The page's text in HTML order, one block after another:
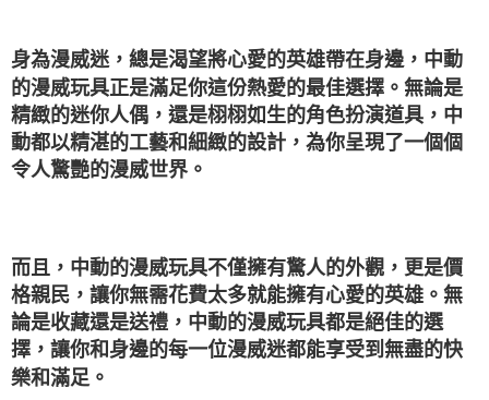
【繳款方式說明】
1.分期款項不併入電信帳單，「大哥付你分期」於每月結算日後寄送繳費提
醒簡訊。
2.透過簡訊連結打開帳單後，可選擇「超商條碼／台灣大直營門市／銀行轉
帳／街口支付／iPASS MONEY」等通路繳費。
【注意事項】
資料（包含姓名、電話或地址）提供予台灣大哥大進項蒐集、處理及利用，
由本公司與您本人進行分期帳單所需資料之確認、核對及更正。
3.完整用戶服務條款，請詳閱以下連結：https://oppay.tw/userRule
【「AFTEE先享後付」結帳流程】
１．於結帳方式選擇「AFTEE先享後付」後，將跳轉至「AFTEE先享後付」
結帳頁面，進行簡訊認證並確認金額後，即可完成結帳。
２．訂單成立數日內，您將收到繳費通知簡訊。
３．收到繳費通知簡訊後14天內，點擊此簡訊中的連結，可透過四大超商／
ATM／網路銀行／等多元方式進行付款，方視為交易完成。
※ 交易是否成功請以「AFTEE先享後付 」之結帳頁面顯示為準，若有關於
是否繳費成功／繳費後需取消欲退款等相關疑問，請聯繫「AFTEE先享後付
客戶支援中心」https://netprotections.freshdesk.com/support/home
【注意事項】
１．透過由恩沛科技股份有限公司提供之「AFTEE先享後付」服務完成之交
易，需依本服務之必要範圍內提供個人資料，並將交易相關給付款項請求債
權轉讓予恩沛科技股份有限公司。
付款後全家取貨
每筆NT$100，滿NT$1,200(含以上)免運費
付款後萊爾富取貨
每筆NT$100，滿NT$1,200(含以上)免運費
宅配
每筆NT$120，滿NT$1,200(含以上)免運費
宅配-離島
每筆NT$300
身為漫威迷，總是渴望將心愛的英雄帶在身邊，中動
的漫威玩具正是滿足你這份熱愛的最佳選擇。無論是
精緻的迷你人偶，還是栩栩如生的角色扮演道具，中
動都以精湛的工藝和細緻的設計，為你呈現了一個個
令人驚艷的漫威世界。
而且，中動的漫威玩具不僅擁有驚人的外觀，更是價
格親民，讓你無需花費太多就能擁有心愛的英雄。無
論是收藏還是送禮，中動的漫威玩具都是絕佳的選
擇，讓你和身邊的每一位漫威迷都能享受到無盡的快
樂和滿足。